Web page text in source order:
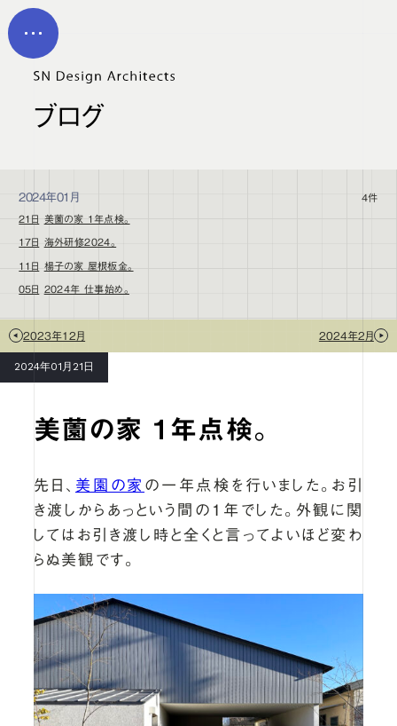
メイン コンテンツにスキップ
MEN
ブログ
2024年01月 4件
21日 美薗の家 1年点検。
17日 海外研修2024。
11日 楊子の家 屋根板金。
05日 2024年 仕事始め。
2023年12月 2024年2月
2024年01月21日
美薗の家 1年点検。
先日、 美園の家 の一年点検を行いました。お引
き渡しからあっという間の1年でした。外観に関
してはお引き渡し時と全くと言ってよいほど変わ
らぬ美観です。